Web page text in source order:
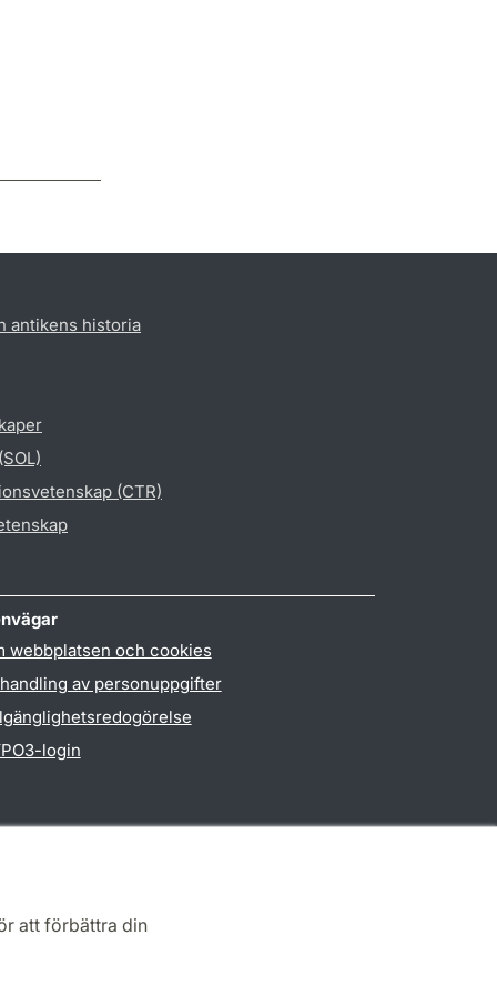
att förbättra din
antikens historia
(CTR)
webbplatsen och cookies
av personuppgifter
login